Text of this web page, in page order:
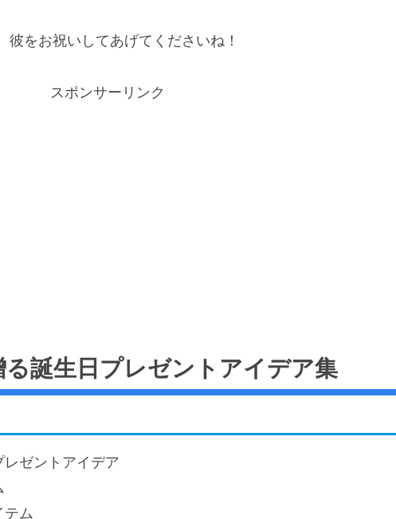
をお祝いしてあげてくださいね！
スポンサーリンク
誕生日プレゼントアイデア集
レゼントアイデア
テム